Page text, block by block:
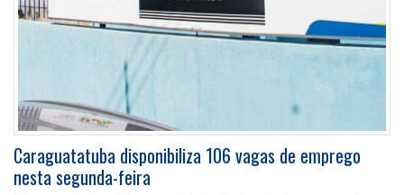
Caraguatatuba disponibiliza 106 vagas de emprego
nesta segunda-feira